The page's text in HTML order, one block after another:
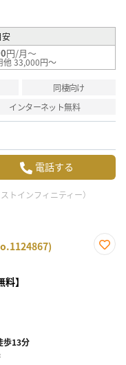
安
円/月～
他 33,000円～
同棲向け
インターネット無料
電話する
トインフィニティー）
】
歩13分